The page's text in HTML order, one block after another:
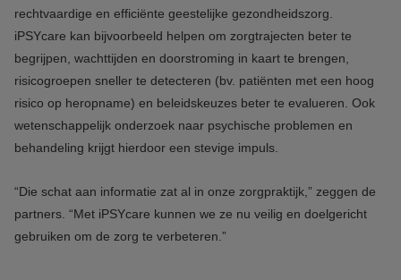
rechtvaardige en efficiënte geestelijke gezondheidszorg.
iPSYcare kan bijvoorbeeld helpen om zorgtrajecten beter te
begrijpen, wachttijden en doorstroming in kaart te brengen,
risicogroepen sneller te detecteren (bv. patiënten met een hoog
risico op heropname) en beleidskeuzes beter te evalueren. Ook
wetenschappelijk onderzoek naar psychische problemen en
behandeling krijgt hierdoor een stevige impuls.
“Die schat aan informatie zat al in onze zorgpraktijk,” zeggen de
partners. “Met iPSYcare kunnen we ze nu veilig en doelgericht
gebruiken om de zorg te verbeteren.”